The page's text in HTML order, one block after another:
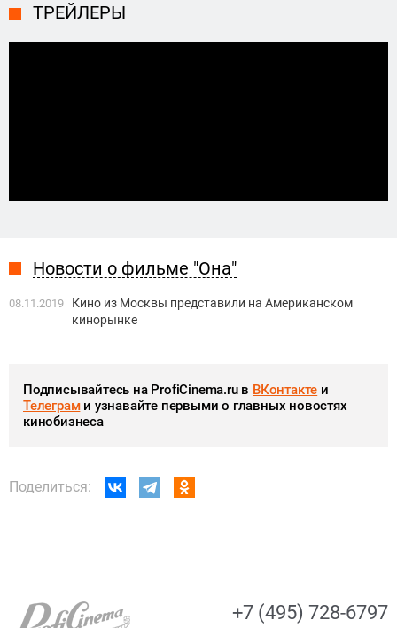
ТРЕЙЛЕРЫ
Новости о фильме "Она"
08.11.2019
Кино из Москвы представили на Американском
кинорынке
Подписывайтесь на ProfiCinema.ru в ВКонтакте и
Телеграми узнавайте первыми о главных новостях
кинобизнеса
Поделиться:
+7 (495) 728-6797